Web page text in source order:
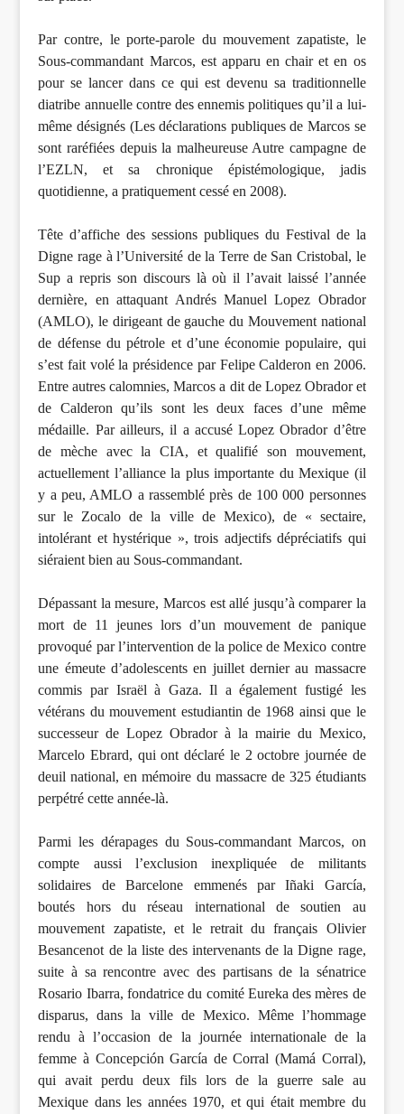
Par contre, le porte-parole du mouvement zapatiste, le
Sous-commandant Marcos, est apparu en chair et en os
pour se lancer dans ce qui est devenu sa traditionnelle
diatribe annuelle contre des ennemis politiques qu’il a lui-
même désignés (Les déclarations publiques de Marcos se
sont raréfiées depuis la malheureuse Autre campagne de
l’EZLN, et sa chronique épistémologique, jadis
quotidienne, a pratiquement cessé en 2008).
Tête d’affiche des sessions publiques du Festival de la
Digne rage à l’Université de la Terre de San Cristobal, le
Sup a repris son discours là où il l’avait laissé l’année
dernière, en attaquant Andrés Manuel Lopez Obrador
(AMLO), le dirigeant de gauche du Mouvement national
de défense du pétrole et d’une économie populaire, qui
s’est fait volé la présidence par Felipe Calderon en 2006.
Entre autres calomnies, Marcos a dit de Lopez Obrador et
de Calderon qu’ils sont les deux faces d’une même
médaille. Par ailleurs, il a accusé Lopez Obrador d’être
de mèche avec la CIA, et qualifié son mouvement,
actuellement l’alliance la plus importante du Mexique (il
y a peu, AMLO a rassemblé près de 100 000 personnes
sur le Zocalo de la ville de Mexico), de « sectaire,
intolérant et hystérique », trois adjectifs dépréciatifs qui
siéraient bien au Sous-commandant.
Dépassant la mesure, Marcos est allé jusqu’à comparer la
mort de 11 jeunes lors d’un mouvement de panique
provoqué par l’intervention de la police de Mexico contre
une émeute d’adolescents en juillet dernier au massacre
commis par Israël à Gaza. Il a également fustigé les
vétérans du mouvement estudiantin de 1968 ainsi que le
successeur de Lopez Obrador à la mairie du Mexico,
Marcelo Ebrard, qui ont déclaré le 2 octobre journée de
deuil national, en mémoire du massacre de 325 étudiants
perpétré cette année-là.
Parmi les dérapages du Sous-commandant Marcos, on
compte aussi l’exclusion inexpliquée de militants
solidaires de Barcelone emmenés par Iñaki García,
boutés hors du réseau international de soutien au
mouvement zapatiste, et le retrait du français Olivier
Besancenot de la liste des intervenants de la Digne rage,
suite à sa rencontre avec des partisans de la sénatrice
Rosario Ibarra, fondatrice du comité Eureka des mères de
disparus, dans la ville de Mexico. Même l’hommage
rendu à l’occasion de la journée internationale de la
femme à Concepción García de Corral (Mamá Corral),
qui avait perdu deux fils lors de la guerre sale au
Mexique dans les années 1970, et qui était membre du